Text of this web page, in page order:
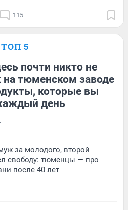
115
ТОП 5
почти никто не
на тюменском заводе
которые вы
день
за молодого, второй
свободу: тюменцы — про
после 40 лет